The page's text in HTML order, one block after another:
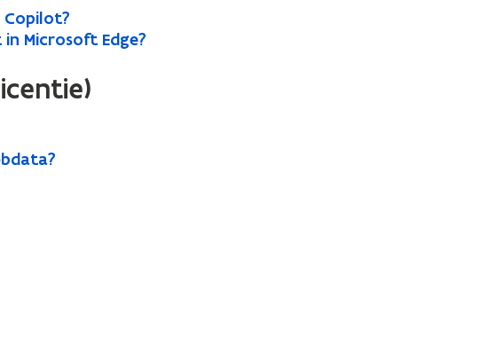
Copilot?
Microsoft Edge?